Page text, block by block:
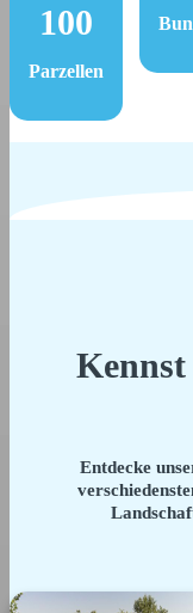
100
Parzellen
Kennst
Entdecke